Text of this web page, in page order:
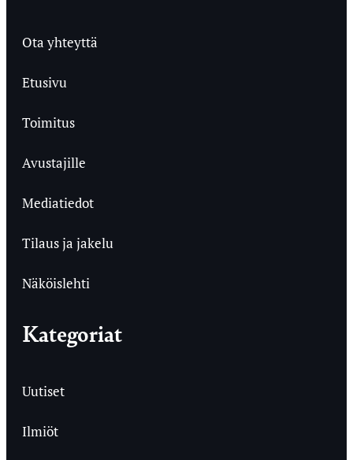
Ota yhteyttä
Etusivu
Toimitus
Avustajille
Mediatiedot
Tilaus ja jakelu
Näköislehti
Kategoriat
Uutiset
Ilmiöt